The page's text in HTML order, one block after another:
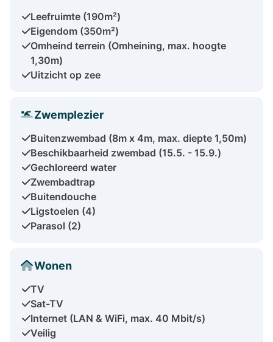
Leefruimte (190m²)
Eigendom (350m²)
Omheind terrein (Omheining, max. hoogte
1,30m)
Uitzicht op zee
Zwemplezier
Buitenzwembad (8m x 4m, max. diepte 1,50m)
Beschikbaarheid zwembad (15.5. - 15.9.)
Gechloreerd water
Zwembadtrap
Buitendouche
Ligstoelen (4)
Parasol (2)
Wonen
TV
Sat-TV
Internet (LAN & WiFi, max. 40 Mbit/s)
Veilig